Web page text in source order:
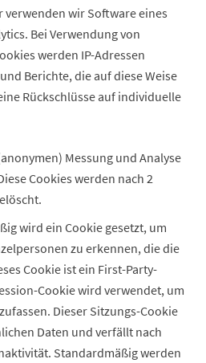
wir Software eines
Bei Verwendung von
werden IP-Adressen
Berichte, die auf diese Weise
Rückschlüsse auf individuelle
Messung und Analyse
Cookies werden nach 2
wird ein Cookie gesetzt, um
zu erkennen, die die
Cookie ist ein First-Party-
Cookie wird verwendet, um
Dieser Sitzungs-Cookie
Daten und verfällt nach
Standardmäßig werden